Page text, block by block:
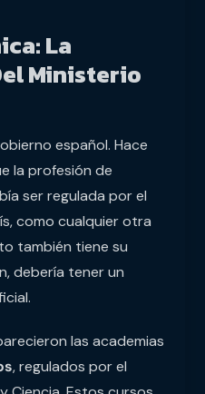
La
Ministerio
español. Hace
la profesión de
ser regulada por el
como cualquier otra
también tiene su
debería tener un
las academias
, regulados por el